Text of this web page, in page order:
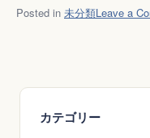
Posted in 未分類Leave a
カテゴリー